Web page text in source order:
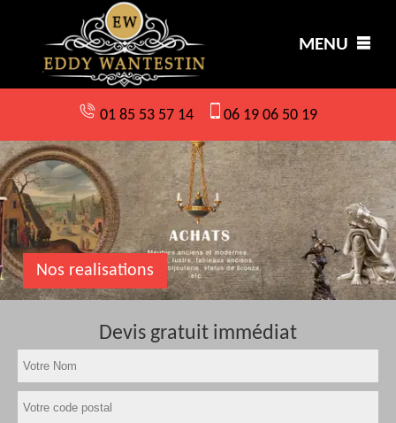
MENU
01 85 53 57 14 06 19 06 50 19
Nos realisations
Devis gratuit immédiat